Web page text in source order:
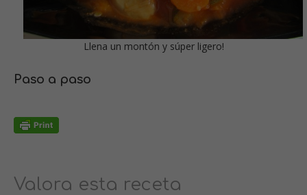
Llena un montón y súper ligero!
Paso a paso
Valora esta receta